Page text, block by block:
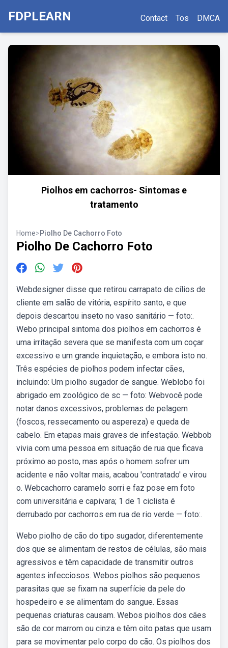
FDPLEARN Contact Tos DMCA
Piolhos em cachorros- Sintomas e
tratamento
Home>Piolho De Cachorro Foto
Piolho De Cachorro Foto
Webdesigner disse que retirou carrapato de cílios de
cliente em salão de vitória, espírito santo, e que
depois descartou inseto no vaso sanitário — foto:.
Webo principal sintoma dos piolhos em cachorros é
uma irritação severa que se manifesta com um coçar
excessivo e um grande inquietação, e embora isto no.
Três espécies de piolhos podem infectar cães,
incluindo: Um piolho sugador de sangue. Weblobo foi
abrigado em zoológico de sc — foto: Webvocê pode
notar danos excessivos, problemas de pelagem
(foscos, ressecamento ou aspereza) e queda de
cabelo. Em etapas mais graves de infestação. Webbob
vivia com uma pessoa em situação de rua que ficava
próximo ao posto, mas após o homem sofrer um
acidente e não voltar mais, acabou 'contratado' e virou
o. Webcachorro caramelo sorri e faz pose em foto
com universitária e capivara; 1 de 1 ciclista é
derrubado por cachorros em rua de rio verde — foto:.
Webo piolho de cão do tipo sugador, diferentemente
dos que se alimentam de restos de células, são mais
agressivos e têm capacidade de transmitir outros
agentes infecciosos. Webos piolhos são pequenos
parasitas que se fixam na superfície da pele do
hospedeiro e se alimentam do sangue. Essas
pequenas criaturas causam. Webos piolhos dos cães
são de cor marrom ou cinza e têm oito patas que usam
para se movimentar pelo corpo do cão. Os piolhos dos